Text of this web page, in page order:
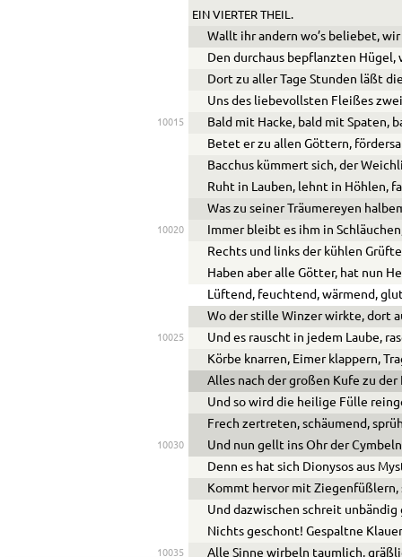
EIN VIERTER THEIL.
Wallt ihr andern wo’s beliebet,
Den durchaus bepflanzten Hügel,
Dort zu aller Tage Stunden läßt
Uns des liebevollsten Fleißes
10015
Bald mit Hacke, bald mit Spaten,
Betet er zu allen Göttern,
Bacchus kümmert sich, der
Ruht in Lauben, lehnt in Höhlen,
Was zu seiner Träumereyen
10020
Immer bleibt es ihm in
Rechts und links der kühlen
Haben aber alle Götter, hat nun
Lüftend, feuchtend, wärmend,
Wo der stille Winzer wirkte, dort
10025
Und es rauscht in jedem Laube,
Körbe knarren, Eimer klappern,
Alles nach der großen Kufe zu der
Und so wird die heilige Fülle
Frech zertreten, schäumend,
10030
Und nun gellt ins Ohr der
Denn es hat sich Dionysos aus
Kommt hervor mit
Und dazwischen schreit unbändig
Nichts geschont! Gespaltne
10035 Alle Sinne wirbeln taumlich,